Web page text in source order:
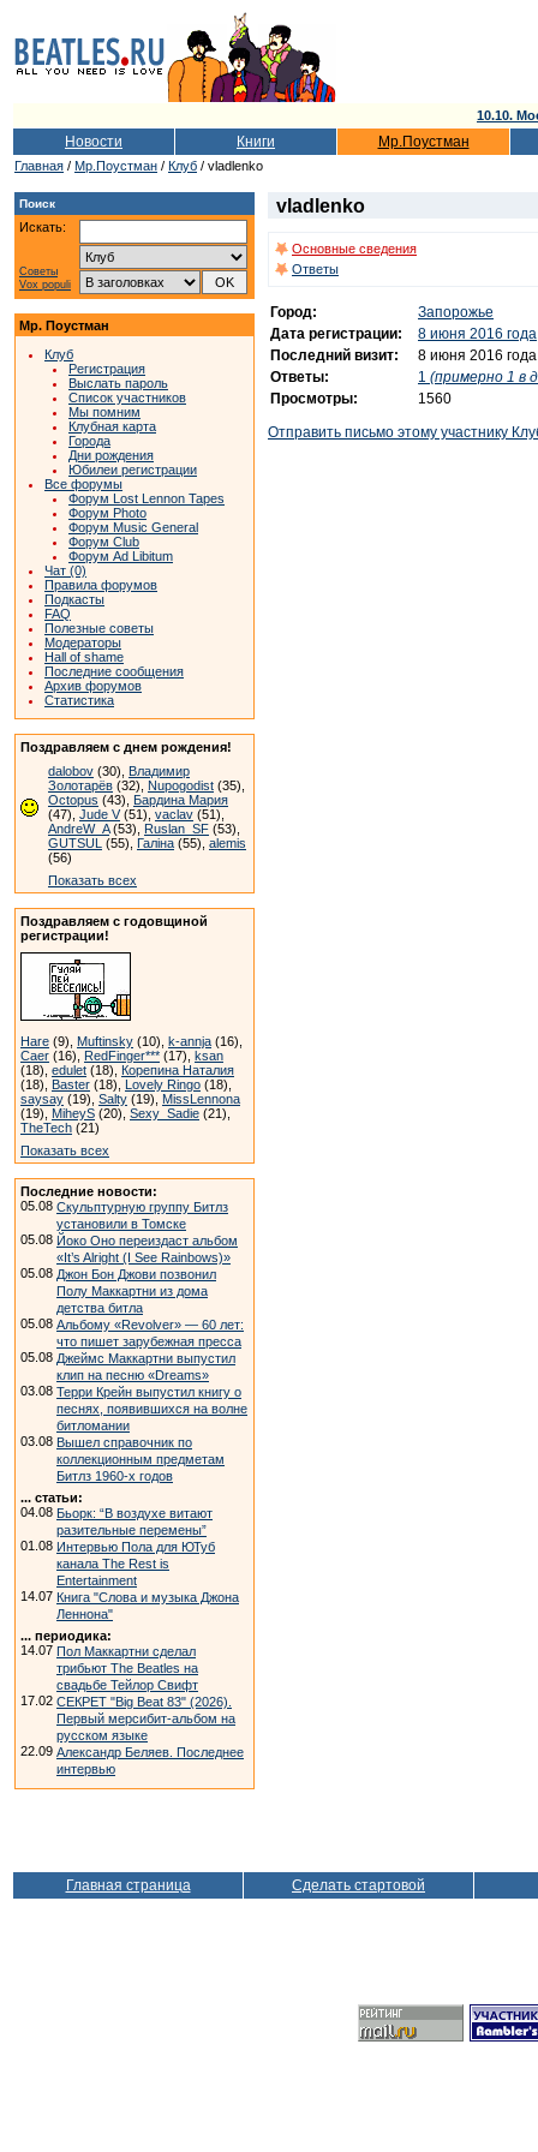
10.10.
Новости Книги Мр.Поустман
Главная / Мр.Поустман / Клуб / vladlenko
Поиск
Искать:
Советы
Vox populi
Мр. Поустман
Клуб
Регистрация
Выслать пароль
Список участников
Мы помним
Клубная карта
Города
Дни рождения
Юбилеи регистрации
Все форумы
Форум Lost Lennon Tapes
Форум Photo
Форум Music General
Форум Club
Форум Ad Libitum
Чат (0)
Правила форумов
Подкасты
FAQ
Полезные советы
Модераторы
Hall of shame
Последние сообщения
Архив форумов
Статистика
Поздравляем с днем рождения!
dalobov (30), Владимир
Золотарёв (32), Nupogodist (35),
Octopus (43), Бардина Мария
(47), Jude V(51), vaclav (51),
AndreW_A(53), Ruslan_SF (53),
GUTSUL (55), Галіна (55), alemis
(56)
Показать всех
Поздравляем с годовщиной
регистрации!
Hare (9), Muftinsky (10), k-annja (16),
Caer (16), RedFinger*** (17), ksan
(18), edulet (18), Корепина Наталия
(18), Baster (18), Lovely Ringo (18),
saysay (19), Salty (19), MissLennona
(19), MiheyS (20), Sexy_Sadie (21),
TheTech (21)
Показать всех
Последние новости:
05.08 Скульптурную группу Битлз
установили в Томске
05.08 Йоко Оно переиздаст альбом
«It’s Alright (I See Rainbows)»
05.08 Джон Бон Джови позвонил
Полу Маккартни из дома
детства битла
05.08 Альбому «Revolver» — 60 лет:
что пишет зарубежная пресса
05.08 Джеймс Маккартни выпустил
клип на песню «Dreams»
03.08 Терри Крейн выпустил книгу о
песнях, появившихся на волне
битломании
03.08 Вышел справочник по
коллекционным предметам
Битлз 1960-х годов
... статьи:
04.08 Бьорк: “В воздухе витают
разительные перемены”
01.08 Интервью Пола для ЮТуб
канала The Rest is
Entertainment
14.07 Книга "Слова и музыка Джона
Леннона"
... периодика:
14.07 Пол Маккартни сделал
трибьют The Beatles на
свадьбе Тейлор Свифт
17.02 СЕКРЕТ "Big Beat 83" (2026).
Первый мерсибит-альбом на
русском языке
22.09 Александр Беляев. Последнее
интервью
vladlenko
Основные сведения
Ответы
Город:
Запорожье
Дата регистрации:
8 июня 2016 года
Последний визит:
8 июня 2016 года
Ответы:
1 (примерно 1 в
Просмотры:
1560
Отправить письмо этому участнику
Главная страница Сделать стартовой